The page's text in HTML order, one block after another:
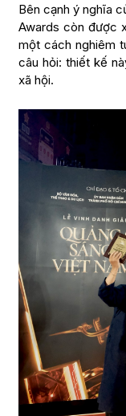
Bên cạnh ý nghĩa
Awards còn được
một cách nghiêm
câu hỏi: thiết kế
xã hội.